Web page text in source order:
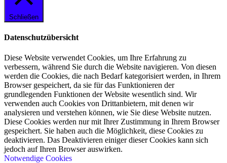
Schließen
Datenschutzübersicht
Diese Website verwendet Cookies, um Ihre Erfahrung zu
verbessern, während Sie durch die Website navigieren. Von diesen
werden die Cookies, die nach Bedarf kategorisiert werden, in Ihrem
Browser gespeichert, da sie für das Funktionieren der
grundlegenden Funktionen der Website wesentlich sind. Wir
verwenden auch Cookies von Drittanbietern, mit denen wir
analysieren und verstehen können, wie Sie diese Website nutzen.
Diese Cookies werden nur mit Ihrer Zustimmung in Ihrem Browser
gespeichert. Sie haben auch die Möglichkeit, diese Cookies zu
deaktivieren. Das Deaktivieren einiger dieser Cookies kann sich
jedoch auf Ihren Browser auswirken.
Notwendige Cookies